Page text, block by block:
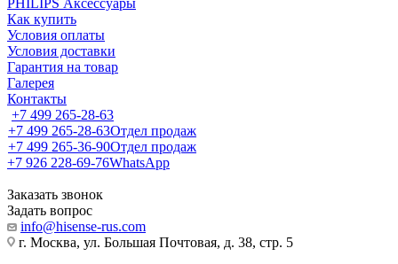
PHILIPS Аксессуары
Как купить
Условия оплаты
Условия доставки
Гарантия на товар
Галерея
Контакты
+7 499 265-28-63
+7 499 265-28-63Отдел продаж
+7 499 265-36-90Отдел продаж
+7 926 228-69-76WhatsApp
Заказать звонок
Задать вопрос
info@hisense-rus.com
г. Москва, ул. Большая Почтовая, д. 38, стр. 5